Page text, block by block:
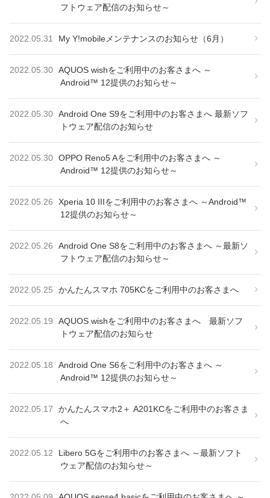
フトウェア配信のお知らせ～
2022.05.31 My Y!mobileメンテナンスのお知らせ（6月）
2022.05.30 AQUOS wishをご利用中のお客さまへ ～
Android™ 12提供のお知らせ～
2022.05.30 Android One S9をご利用中のお客さまへ 最新ソフ
トウェア配信のお知らせ
2022.05.30 OPPO Reno5 Aをご利用中のお客さまへ ～
Android™ 12提供のお知らせ～
2022.05.26
Xperia 10 IIIをご利用中のお客さまへ ～Android™
12提供のお知らせ～
2022.05.26
Android One S8をご利用中のお客さまへ ～最新ソ
フトウェア配信のお知らせ～
2022.05.25 かんたんスマホ 705KCをご利用中のお客さまへ
2022.05.19
AQUOS wishをご利用中のお客さまへ 最新ソフ
トウェア配信のお知らせ
2022.05.18
Android One S6をご利用中のお客さまへ ～
Android™ 12提供のお知らせ～
2022.05.17
かんたんスマホ2＋ A201KCをご利用中のお客さま
へ
2022.05.12
Libero 5Gをご利用中のお客さまへ ～最新ソフト
ウェア配信のお知らせ～